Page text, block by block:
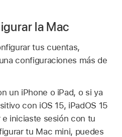
la Mac
tus cuentas,
configuraciones más de
un iPhone o iPad, o si ya
con iOS 15, iPadOS 15
e iniciaste sesión con tu
tu Mac mini, puedes